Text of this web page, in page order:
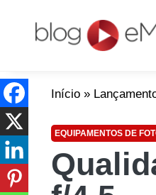
Início »
EQUIPAMENTOS DE